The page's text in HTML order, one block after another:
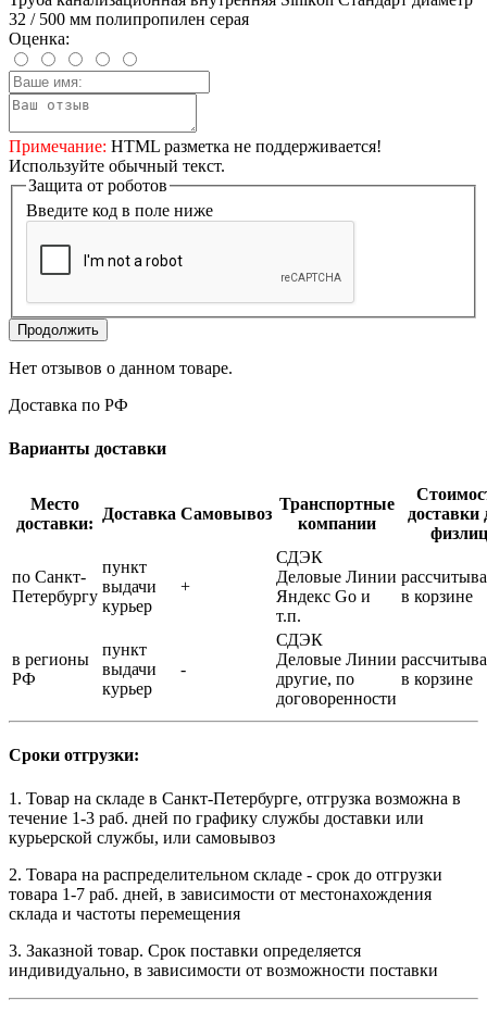
32 / 500 мм полипропилен серая
Оценка:
Примечание: HTML разметка не поддерживается!
Используйте обычный текст.
Защита от роботов
Введите код в поле ниже
Продолжить
Нет отзывов о данном товаре.
Доставка по РФ
Варианты доставки
Место
доставки:
Доставка Самовывоз
Транспортные
компании
доставки
физлиц
по Санкт-
Петербургу
пункт
выдачи
курьер
+
СДЭК
Деловые Линии
Яндекс Go и
т.п.
в корзине
в регионы
РФ
пункт
выдачи
курьер
-
СДЭК
Деловые Линии
другие, по
договоренности
в корзине
Сроки отгрузки:
1. Товар на складе в Санкт-Петербурге, отгрузка возможна в
течение 1-3 раб. дней по графику службы доставки или
курьерской службы, или самовывоз
2. Товара на распределительном складе - срок до отгрузки
товара 1-7 раб. дней, в зависимости от местонахождения
склада и частоты перемещения
3. Заказной товар. Срок поставки определяется
индивидуально, в зависимости от возможности поставки